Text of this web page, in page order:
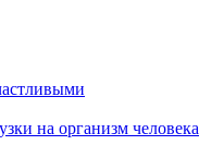
на организм человека